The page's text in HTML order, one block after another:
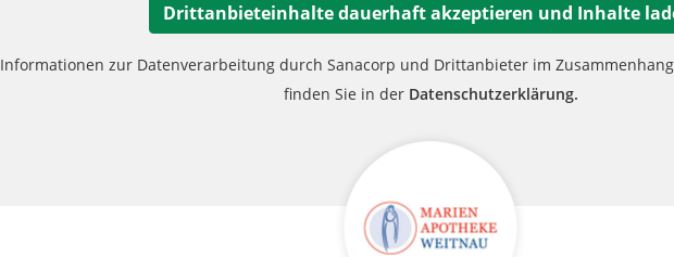
Drittanbieteinhalte dauerhaft akzeptieren und Inhalte
Informationen zur Datenverarbeitung durch Sanacorp und Drittanbieter im
finden Sie in der Datenschutzerklärung.